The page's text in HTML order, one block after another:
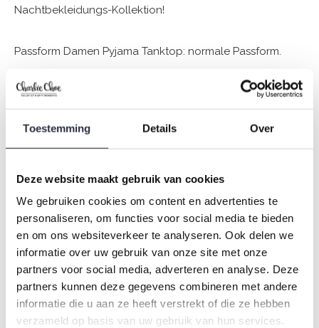
Toestemming Details Over
Deze website maakt gebruik van cookies
We gebruiken cookies om content en advertenties te
personaliseren, om functies voor social media te bieden
en om ons websiteverkeer te analyseren. Ook delen we
informatie over uw gebruik van onze site met onze
partners voor social media, adverteren en analyse. Deze
partners kunnen deze gegevens combineren met andere
informatie die u aan ze heeft verstrekt of die ze hebben
verzameld op basis van uw gebruik van hun services.
Nachtbekleidungs-Kollektion!
Passform Damen Pyjama Tanktop: normale Passform.
Die Nachtwäsche von Charlie Choe ist gefertigt aus
einem wunderbar weichen Jersey (95% Baumwolle / 5%
Elasthan) und hat eine perfekte Passform.
Sie sind sich nicht sicher, welche Größe Sie für unsere
Nachtwäsche wählen sollen?
Klicken Sie dannhierfür die Größentabelle von Charlie
Choe.
Nicht ze vergessen